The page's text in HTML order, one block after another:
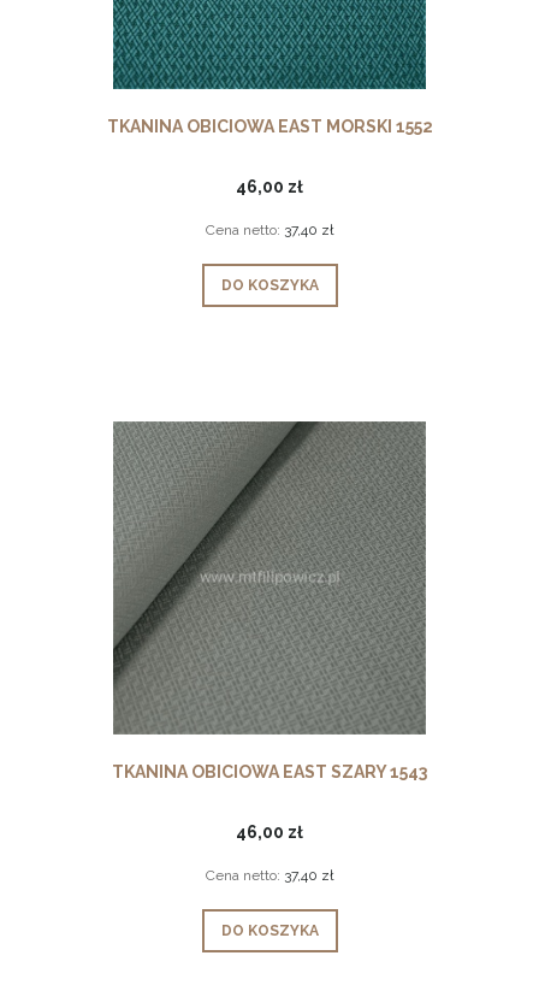
TKANINA OBICIOWA EAST MORSKI 1552
46,00 zł
Cena netto: 37,40 zł
DO KOSZYKA
TKANINA OBICIOWA EAST SZARY 1543
46,00 zł
Cena netto: 37,40 zł
DO KOSZYKA